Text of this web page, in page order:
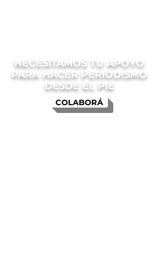
COLABORÁ
NECESITAMOS TU APOYO
PARA HACER PERIODISMO
DESDE EL PIE